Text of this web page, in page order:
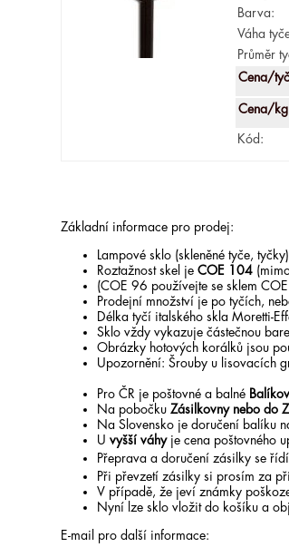
Barva:
Váha
Průměr
Cena/
Cena/
Kód:
Základní informace pro prodej:
Lampové sklo (skleněné tyče,
Roztažnost skel jeCOE 104
(COE 96 používejte se sklem
Prodejní množství je po tyčích,
Délka tyčí italského skla Moretti-
Sklo vždy vykazuje částečnou
Obrázky hotových korálků jsou
Upozornění: Šrouby u lisovacích
Pro ČR je poštovné a balné
Na pobočkuZásilkovny nebo do
Na Slovensko je doručení balíku
Uvyšší váhyje cena poštovného
Přeprava a doručení zásilky se
Při převzetí zásilky si prosím za
V případě, že jeví známky
Nyní lze sklo vložit do košíku a
E-mail pro další informace: